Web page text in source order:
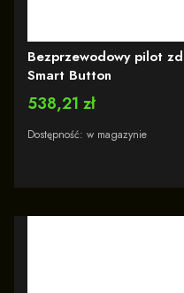
Bezprzewodowy pilot
Smart Button
Cena
538,21 zł
Dostępność: w magazynie